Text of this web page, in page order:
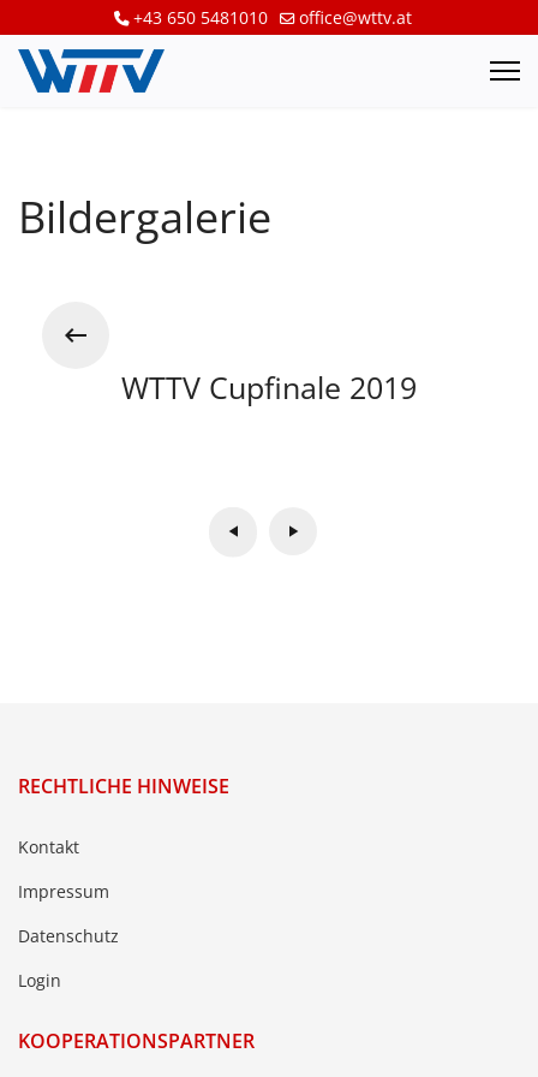
+43 650 5481010 office@wttv.at
Bildergalerie
WTTV Cupfinale 2019
RECHTLICHE HINWEISE
Kontakt
Impressum
Datenschutz
Login
KOOPERATIONSPARTNER